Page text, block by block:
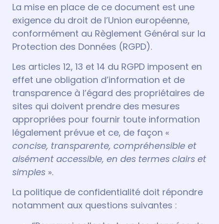
La mise en place de ce document est une
exigence du droit de l’Union européenne,
conformément au Règlement Général sur la
Protection des Données (RGPD).
Les articles 12, 13 et 14 du RGPD imposent en
effet une obligation d’information et de
transparence à l’égard des propriétaires de
sites qui doivent prendre des mesures
appropriées pour fournir toute information
légalement prévue et ce, de façon «
concise, transparente, compréhensible et
aisément accessible, en des termes clairs et
simples ».
La politique de confidentialité doit répondre
notamment aux questions suivantes :